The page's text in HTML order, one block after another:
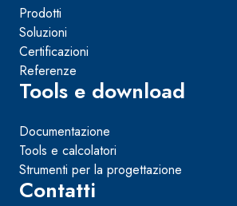
Prodotti
Soluzioni
Certificazioni
Referenze
Tools e download
Documentazione
Tools e calcolatori
Strumenti per la progettazione
Contatti